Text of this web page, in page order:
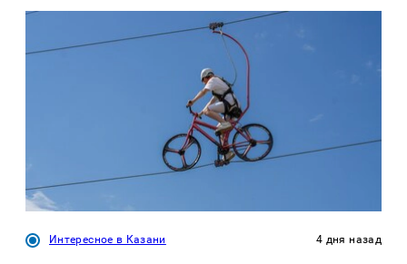
Интересное в Казани 4 дня назад